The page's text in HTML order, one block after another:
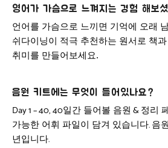
영어가 가슴으로 느껴지는 경험 해보
언어를 가슴으로 느끼면 기억에 오래
쉬다이닝이 적극 추천하는 원서로 책
취미를 만들어보세요.
음원 키트에는 무엇이 들어있나요?
Day 1 – 40, 40일간 들어볼 음원&정리
가능한 어휘 파일이 담겨 있습니다.음
년입니다.